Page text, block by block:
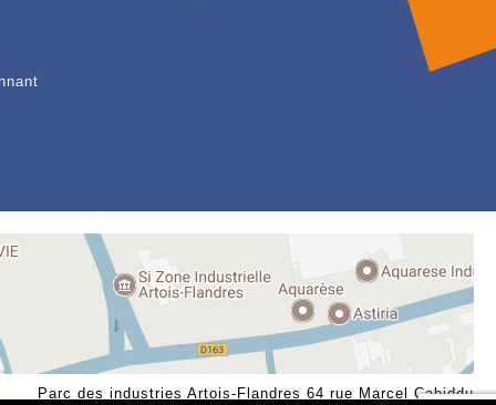
Parc des industries Artois-Flandres 64 rue Marcel Cabiddu